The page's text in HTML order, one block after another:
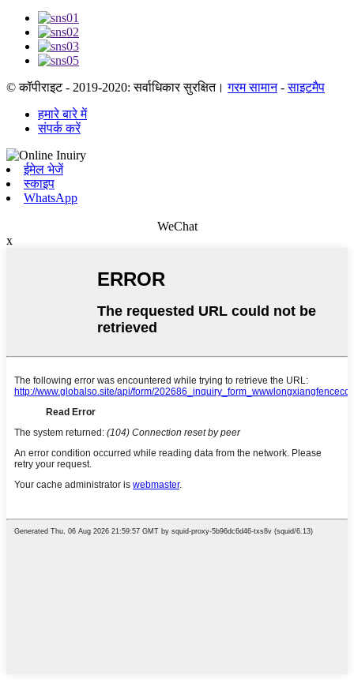
© कॉपीराइट - 2019-2020: सर्वाधिकार सुरक्षित।गरम सामान-साइटमैप
हमारे बारे में
संपर्क करें
ईमेल भेजें
स्काइप
WhatsApp
WeChat
x